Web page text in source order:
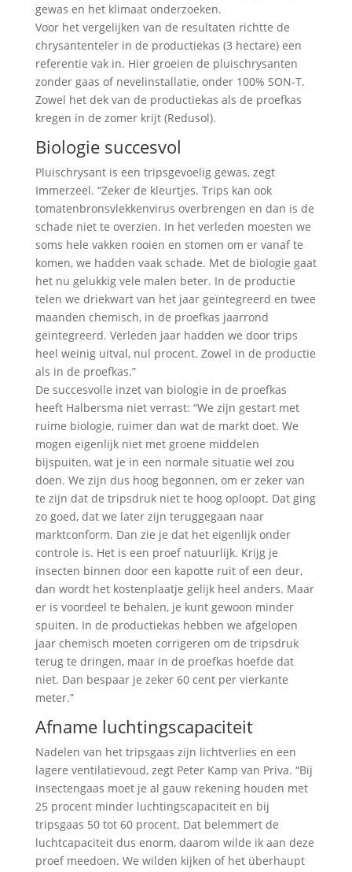
gewas en het klimaat onderzoeken.
Voor het vergelijken van de resultaten richtte de
chrysantenteler in de productiekas (3 hectare) een
referentie vak in. Hier groeien de pluischrysanten
zonder gaas of nevelinstallatie, onder 100% SON-T.
Zowel het dek van de productiekas als de proefkas
kregen in de zomer krijt (Redusol).
Biologie succesvol
Pluischrysant is een tripsgevoelig gewas, zegt
Immerzeel. “Zeker de kleurtjes. Trips kan ook
tomatenbronsvlekkenvirus overbrengen en dan is de
schade niet te overzien. In het verleden moesten we
soms hele vakken rooien en stomen om er vanaf te
komen, we hadden vaak schade. Met de biologie gaat
het nu gelukkig vele malen beter. In de productie
telen we driekwart van het jaar geïntegreerd en twee
maanden chemisch, in de proefkas jaarrond
geïntegreerd. Verleden jaar hadden we door trips
heel weinig uitval, nul procent. Zowel in de productie
als in de proefkas.”
De succesvolle inzet van biologie in de proefkas
heeft Halbersma niet verrast: “We zijn gestart met
ruime biologie, ruimer dan wat de markt doet. We
mogen eigenlijk niet met groene middelen
bijspuiten, wat je in een normale situatie wel zou
doen. We zijn dus hoog begonnen, om er zeker van
te zijn dat de tripsdruk niet te hoog oploopt. Dat ging
zo goed, dat we later zijn teruggegaan naar
marktconform. Dan zie je dat het eigenlijk onder
controle is. Het is een proef natuurlijk. Krijg je
insecten binnen door een kapotte ruit of een deur,
dan wordt het kostenplaatje gelijk heel anders. Maar
er is voordeel te behalen, je kunt gewoon minder
spuiten. In de productiekas hebben we afgelopen
jaar chemisch moeten corrigeren om de tripsdruk
terug te dringen, maar in de proefkas hoefde dat
niet. Dan bespaar je zeker 60 cent per vierkante
meter.”
Afname luchtingscapaciteit
Nadelen van het tripsgaas zijn lichtverlies en een
lagere ventilatievoud, zegt Peter Kamp van Priva. “Bij
insectengaas moet je al gauw rekening houden met
25 procent minder luchtingscapaciteit en bij
tripsgaas 50 tot 60 procent. Dat belemmert de
luchtcapaciteit dus enorm, daarom wilde ik aan deze
proef meedoen. We wilden kijken of het überhaupt